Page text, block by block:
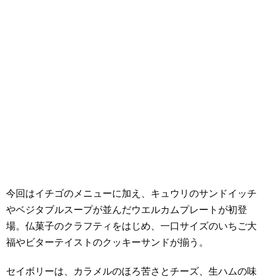
今回はイチゴのメニューに加え、キュウリのサンドイッチ
やベジタブルスープが並んだウエルカムプレートが初登
場。仏菓子のクラフティをはじめ、一口サイズのいちご大
福やビターテイストのクッキーサンドが揃う。
セイボリーは、カラメルのほろ苦さとチーズ、生ハムの味